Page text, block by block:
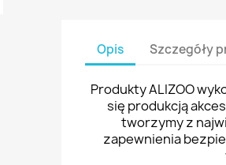
Opis Szczegóły
Produkty ALIZOO
się produkcją
tworzymy z
zapewnienia